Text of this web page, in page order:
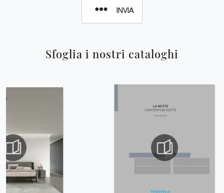
Sfoglia i nostri cataloghi
INVIA